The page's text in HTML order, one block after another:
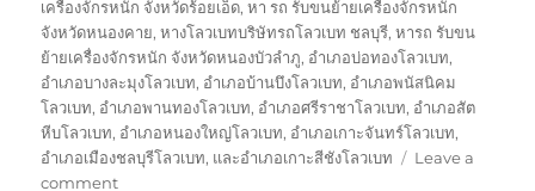
เครื่องจักรหนัก จังหวัดร้อยเอ็ด,หา รถ รับขนย้ายเครื่องจักรหนัก
จังหวัดหนองคาย,หางโลวเบทบริษัทรถโลวเบท ชลบุรี,หารถ รับขน
ย้ายเครื่องจักรหนัก จังหวัดหนองบัวลำภู, อำเภอบ่อทองโลวเบท,
อำเภอบางละมุงโลวเบท, อำเภอบ้านบึงโลวเบท, อำเภอพนัสนิคม
โลวเบท, อำเภอพานทองโลวเบท, อำเภอศรีราชาโลวเบท, อำเภอสัต
หีบโลวเบท, อำเภอหนองใหญ่โลวเบท, อำเภอเกาะจันทร์โลวเบท,
อำเภอเมืองชลบุรีโลวเบท, และอำเภอเกาะสีชังโลวเบท
Leave a
commenton